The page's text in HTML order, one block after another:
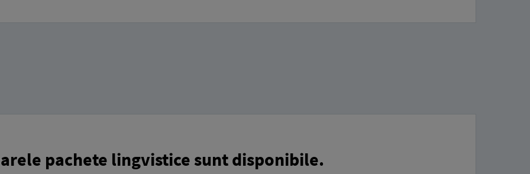
pachete lingvistice sunt disponibile.